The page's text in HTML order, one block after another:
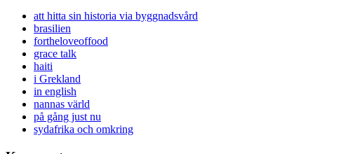
att hitta sin historia via byggnadsvård
brasilien
fortheloveoffood
grace talk
haiti
i Grekland
in english
nannas värld
på gång just nu
sydafrika och omkring